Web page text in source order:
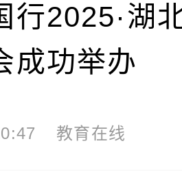
行2025·湖
成功举办
教育在线